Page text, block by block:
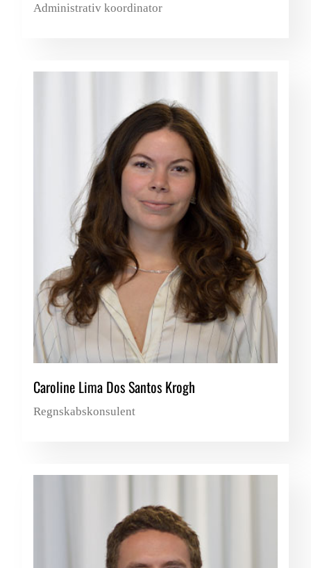
Administrativ koordinator
Caroline Lima Dos Santos Krogh
Regnskabskonsulent